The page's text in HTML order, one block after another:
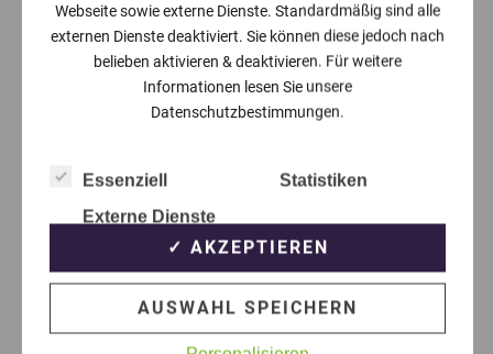
Webseite sowie externe Dienste. Standardmäßig sind alle
externen Dienste deaktiviert. Sie können diese jedoch nach
belieben aktivieren & deaktivieren. Für weitere
Informationen lesen Sie unsere
Datenschutzbestimmungen.
Essenziell
Statistiken
Externe Dienste
✓ AKZEPTIEREN
AUSWAHL SPEICHERN